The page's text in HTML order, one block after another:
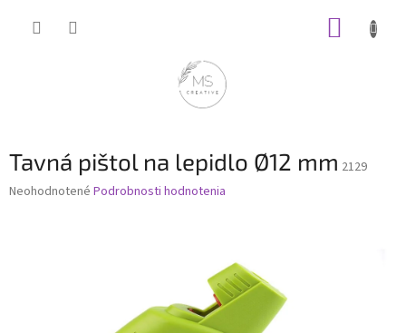
Tavná pištol na lepidlo Ø12 mm 2129
Priemerné
Neohodnotené Podrobnosti hodnotenia